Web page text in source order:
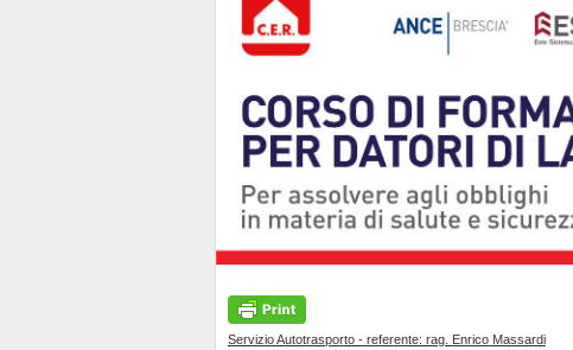
Servizio Autotrasporto - referente: rag. Enrico Massardi